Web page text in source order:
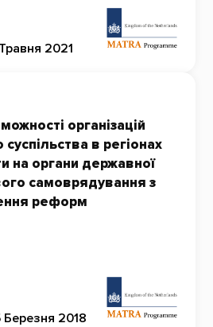
2021
організацій
в регіонах
на органи державної
самоврядування з
реформ
2018